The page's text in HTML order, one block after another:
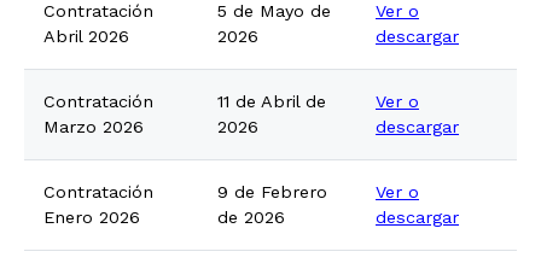
Contratación
Abril 2026
5 de Mayo de
2026
Ver o
descargar
Contratación
Marzo 2026
11 de Abril de
2026
Ver o
descargar
Contratación
Enero 2026
9 de Febrero
de 2026
Ver o
descargar